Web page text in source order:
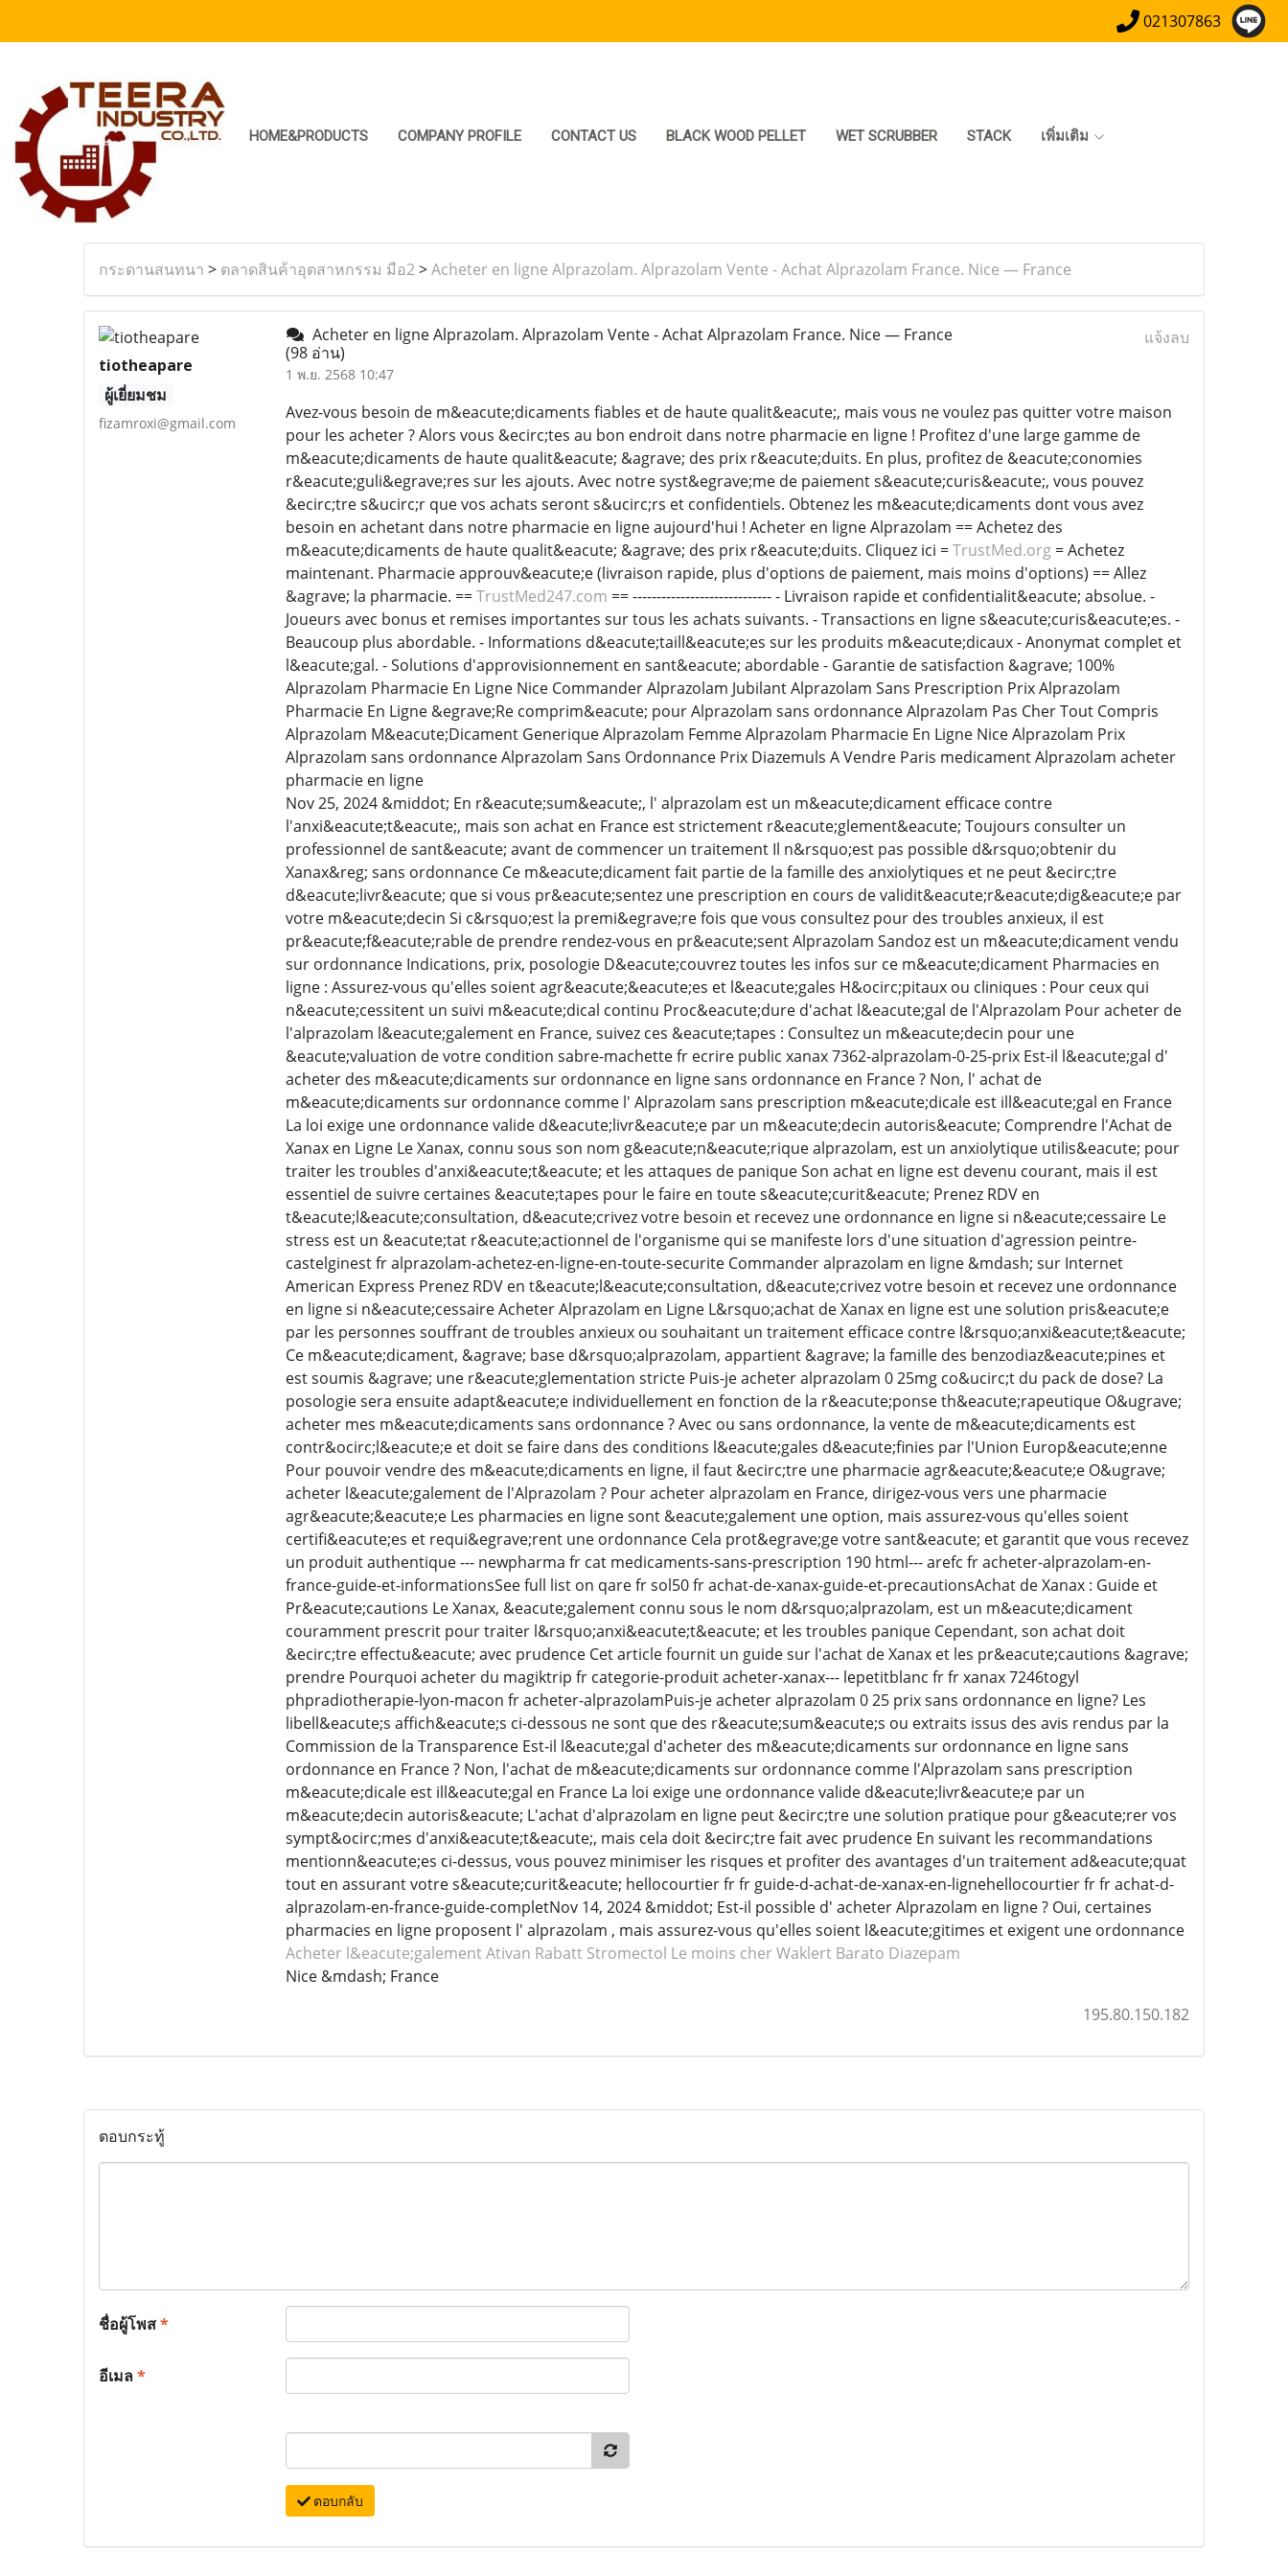
021307863
HOME&PRODUCTS COMPANY PROFILE CONTACT US BLACK WOOD PELLET WET SCRUBBER STACK เพิ่มเติม
กระดานสนทนา > ตลาดสินค้าอุตสาหกรรม มือ2>Acheter en ligne Alprazolam. Alprazolam Vente - Achat Alprazolam France. Nice — France
tiotheapare
ผู้เยี่ยมชม
fizamroxi@gmail.com
Acheter en ligne Alprazolam. Alprazolam Vente - Achat Alprazolam France. Nice — France
(98 อ่าน)
1 พ.ย. 2568 10:47
แจ้งลบ
Avez-vous besoin de m&eacute;dicaments fiables et de haute qualit&eacute;, mais vous ne voulez pas quitter votre maison
pour les acheter ? Alors vous &ecirc;tes au bon endroit dans notre pharmacie en ligne ! Profitez d'une large gamme de
m&eacute;dicaments de haute qualit&eacute; &agrave; des prix r&eacute;duits. En plus, profitez de &eacute;conomies
r&eacute;guli&egrave;res sur les ajouts. Avec notre syst&egrave;me de paiement s&eacute;curis&eacute;, vous pouvez
&ecirc;tre s&ucirc;r que vos achats seront s&ucirc;rs et confidentiels. Obtenez les m&eacute;dicaments dont vous avez
besoin en achetant dans notre pharmacie en ligne aujourd'hui ! Acheter en ligne Alprazolam == Achetez des
m&eacute;dicaments de haute qualit&eacute; &agrave; des prix r&eacute;duits. Cliquez ici =TrustMed.org= Achetez
maintenant. Pharmacie approuv&eacute;e (livraison rapide, plus d'options de paiement, mais moins d'options) == Allez
&agrave; la pharmacie. ==TrustMed247.com == ----------------------------- - Livraison rapide et confidentialit&eacute; absolue. -
Joueurs avec bonus et remises importantes sur tous les achats suivants. - Transactions en ligne s&eacute;curis&eacute;es. -
Beaucoup plus abordable. - Informations d&eacute;taill&eacute;es sur les produits m&eacute;dicaux - Anonymat complet et
l&eacute;gal. - Solutions d'approvisionnement en sant&eacute; abordable - Garantie de satisfaction &agrave; 100%
Alprazolam Pharmacie En Ligne Nice Commander Alprazolam Jubilant Alprazolam Sans Prescription Prix Alprazolam
Pharmacie En Ligne &egrave;Re comprim&eacute; pour Alprazolam sans ordonnance Alprazolam Pas Cher Tout Compris
Alprazolam M&eacute;Dicament Generique Alprazolam Femme Alprazolam Pharmacie En Ligne Nice Alprazolam Prix
Alprazolam sans ordonnance Alprazolam Sans Ordonnance Prix Diazemuls A Vendre Paris medicament Alprazolam acheter
pharmacie en ligne
Nov 25, 2024 &middot; En r&eacute;sum&eacute;, l' alprazolam est un m&eacute;dicament efficace contre
l'anxi&eacute;t&eacute;, mais son achat en France est strictement r&eacute;glement&eacute; Toujours consulter un
professionnel de sant&eacute; avant de commencer un traitement Il n&rsquo;est pas possible d&rsquo;obtenir du
Xanax&reg; sans ordonnance Ce m&eacute;dicament fait partie de la famille des anxiolytiques et ne peut &ecirc;tre
d&eacute;livr&eacute; que si vous pr&eacute;sentez une prescription en cours de validit&eacute;r&eacute;dig&eacute;e par
votre m&eacute;decin Si c&rsquo;est la premi&egrave;re fois que vous consultez pour des troubles anxieux, il est
pr&eacute;f&eacute;rable de prendre rendez-vous en pr&eacute;sent Alprazolam Sandoz est un m&eacute;dicament vendu
sur ordonnance Indications, prix, posologie D&eacute;couvrez toutes les infos sur ce m&eacute;dicament Pharmacies en
ligne : Assurez-vous qu'elles soient agr&eacute;&eacute;es et l&eacute;gales H&ocirc;pitaux ou cliniques : Pour ceux qui
n&eacute;cessitent un suivi m&eacute;dical continu Proc&eacute;dure d'achat l&eacute;gal de l'Alprazolam Pour acheter de
l'alprazolam l&eacute;galement en France, suivez ces &eacute;tapes : Consultez un m&eacute;decin pour une
&eacute;valuation de votre condition sabre-machette fr ecrire public xanax 7362-alprazolam-0-25-prix Est-il l&eacute;gal d'
acheter des m&eacute;dicaments sur ordonnance en ligne sans ordonnance en France ? Non, l' achat de
m&eacute;dicaments sur ordonnance comme l' Alprazolam sans prescription m&eacute;dicale est ill&eacute;gal en France
La loi exige une ordonnance valide d&eacute;livr&eacute;e par un m&eacute;decin autoris&eacute; Comprendre l'Achat de
Xanax en Ligne Le Xanax, connu sous son nom g&eacute;n&eacute;rique alprazolam, est un anxiolytique utilis&eacute; pour
traiter les troubles d'anxi&eacute;t&eacute; et les attaques de panique Son achat en ligne est devenu courant, mais il est
essentiel de suivre certaines &eacute;tapes pour le faire en toute s&eacute;curit&eacute; Prenez RDV en
t&eacute;l&eacute;consultation, d&eacute;crivez votre besoin et recevez une ordonnance en ligne si n&eacute;cessaire Le
stress est un &eacute;tat r&eacute;actionnel de l'organisme qui se manifeste lors d'une situation d'agression peintre-
castelginest fr alprazolam-achetez-en-ligne-en-toute-securite Commander alprazolam en ligne &mdash; sur Internet
American Express Prenez RDV en t&eacute;l&eacute;consultation, d&eacute;crivez votre besoin et recevez une ordonnance
en ligne si n&eacute;cessaire Acheter Alprazolam en Ligne L&rsquo;achat de Xanax en ligne est une solution pris&eacute;e
par les personnes souffrant de troubles anxieux ou souhaitant un traitement efficace contre l&rsquo;anxi&eacute;t&eacute;
Ce m&eacute;dicament, &agrave; base d&rsquo;alprazolam, appartient &agrave; la famille des benzodiaz&eacute;pines et
est soumis &agrave; une r&eacute;glementation stricte Puis-je acheter alprazolam 0 25mg co&ucirc;t du pack de dose? La
posologie sera ensuite adapt&eacute;e individuellement en fonction de la r&eacute;ponse th&eacute;rapeutique O&ugrave;
acheter mes m&eacute;dicaments sans ordonnance ? Avec ou sans ordonnance, la vente de m&eacute;dicaments est
contr&ocirc;l&eacute;e et doit se faire dans des conditions l&eacute;gales d&eacute;finies par l'Union Europ&eacute;enne
Pour pouvoir vendre des m&eacute;dicaments en ligne, il faut &ecirc;tre une pharmacie agr&eacute;&eacute;e O&ugrave;
acheter l&eacute;galement de l'Alprazolam ? Pour acheter alprazolam en France, dirigez-vous vers une pharmacie
agr&eacute;&eacute;e Les pharmacies en ligne sont &eacute;galement une option, mais assurez-vous qu'elles soient
certifi&eacute;es et requi&egrave;rent une ordonnance Cela prot&egrave;ge votre sant&eacute; et garantit que vous recevez
un produit authentique --- newpharma fr cat medicaments-sans-prescription 190 html--- arefc fr acheter-alprazolam-en-
france-guide-et-informationsSee full list on qare fr sol50 fr achat-de-xanax-guide-et-precautionsAchat de Xanax : Guide et
Pr&eacute;cautions Le Xanax, &eacute;galement connu sous le nom d&rsquo;alprazolam, est un m&eacute;dicament
couramment prescrit pour traiter l&rsquo;anxi&eacute;t&eacute; et les troubles panique Cependant, son achat doit
&ecirc;tre effectu&eacute; avec prudence Cet article fournit un guide sur l'achat de Xanax et les pr&eacute;cautions &agrave;
prendre Pourquoi acheter du magiktrip fr categorie-produit acheter-xanax--- lepetitblanc fr fr xanax 7246togyl
phpradiotherapie-lyon-macon fr acheter-alprazolamPuis-je acheter alprazolam 0 25 prix sans ordonnance en ligne? Les
libell&eacute;s affich&eacute;s ci-dessous ne sont que des r&eacute;sum&eacute;s ou extraits issus des avis rendus par la
Commission de la Transparence Est-il l&eacute;gal d'acheter des m&eacute;dicaments sur ordonnance en ligne sans
ordonnance en France ? Non, l'achat de m&eacute;dicaments sur ordonnance comme l'Alprazolam sans prescription
m&eacute;dicale est ill&eacute;gal en France La loi exige une ordonnance valide d&eacute;livr&eacute;e par un
m&eacute;decin autoris&eacute; L'achat d'alprazolam en ligne peut &ecirc;tre une solution pratique pour g&eacute;rer vos
sympt&ocirc;mes d'anxi&eacute;t&eacute;, mais cela doit &ecirc;tre fait avec prudence En suivant les recommandations
mentionn&eacute;es ci-dessus, vous pouvez minimiser les risques et profiter des avantages d'un traitement ad&eacute;quat
tout en assurant votre s&eacute;curit&eacute; hellocourtier fr fr guide-d-achat-de-xanax-en-lignehellocourtier fr fr achat-d-
alprazolam-en-france-guide-completNov 14, 2024 &middot; Est-il possible d' acheter Alprazolam en ligne ? Oui, certaines
pharmacies en ligne proposent l' alprazolam , mais assurez-vous qu'elles soient l&eacute;gitimes et exigent une ordonnance
Acheter l&eacute;galement Ativan Rabatt Stromectol Le moins cher Waklert Barato Diazepam
Nice &mdash; France
195.80.150.182
ตอบกระทู้
ชื่อผู้โพส*
อีเมล*
ตอบกลับ